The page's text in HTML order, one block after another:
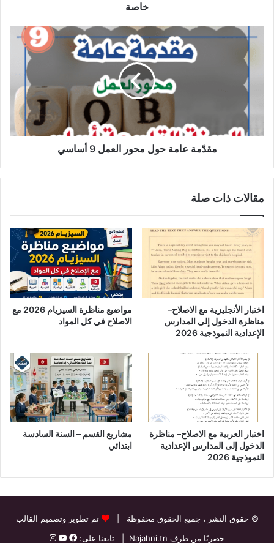
خاصة
مقدّمة
حول
العمل
أساسي
مقدّمة عامة حول محور العمل 9 أساسي
مقالات ذات صلة
اختبار الأنجليزية مع الاصلاح–
مناظرة الدخول إلى المدارس
الإعدادية النموذجية 2026
مواضيع مناظرة السيزيام 2026 مع
الاصلاح في كل المواد
اختبار العربية مع الاصلاح– مناظرة
الدخول إلى المدارس الإعدادية
النموذجية 2026
مشاريع القسم – السنة السادسة
ابتدائي
© حقوق النشر ، جميع الحقوق محفوظة |
تم تطوير وتصميم القالب
حصريًا من طرف Najahni.tn | تابعنا على: